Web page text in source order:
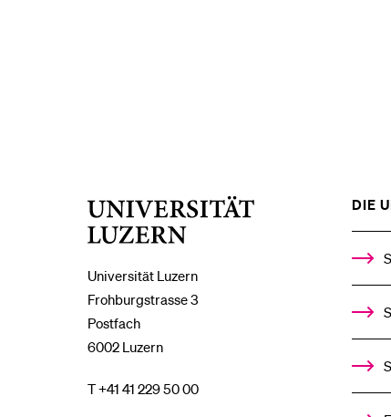
Universität Luzern
Frohburgstrasse 3
Postfach
6002 Luzern
T +41 41 229 50 00
DIE